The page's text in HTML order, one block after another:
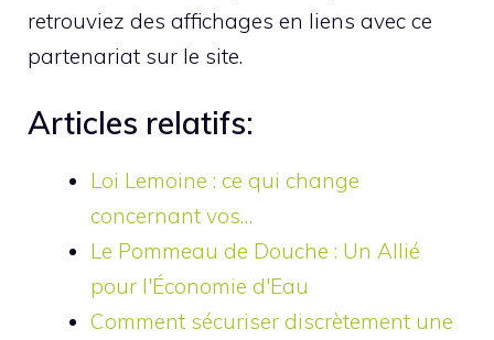
retrouviez des affichages en liens avec ce
partenariat sur le site.
Articles relatifs:
Loi Lemoine : ce qui change
concernant vos…
Le Pommeau de Douche : Un Allié
pour l'Économie d'Eau
Comment sécuriser discrètement une